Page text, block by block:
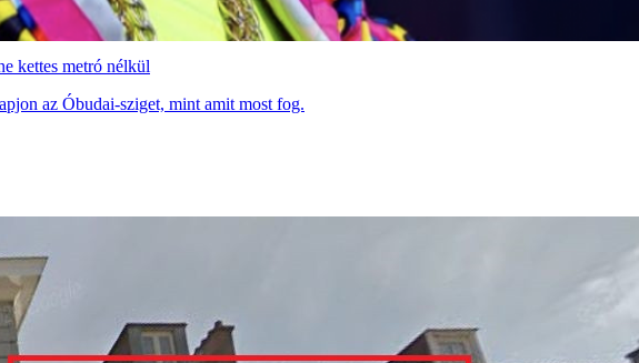
kettes metró nélkül
az Óbudai-sziget, mint amit most fog.